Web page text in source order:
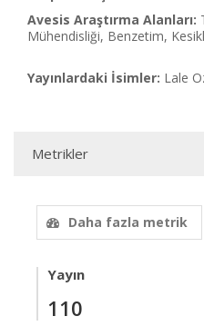
Avesis Araştırma Alanları:
Mühendisliği, Benzetim,
Yayınlardaki İsimler: Lale
Metrikler
Daha fazla metrik
Yayın
110